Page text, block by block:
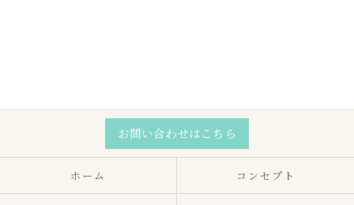
お問い合わせはこちら
ホーム コンセプト